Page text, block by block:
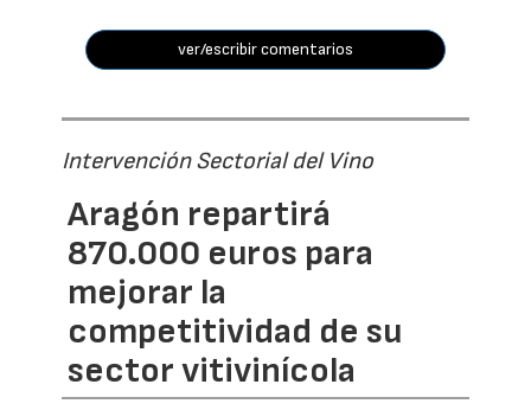
ver/escribir comentarios
Intervención Sectorial del Vino
Aragón repartirá
870.000 euros para
mejorar la
competitividad de su
sector vitivinícola